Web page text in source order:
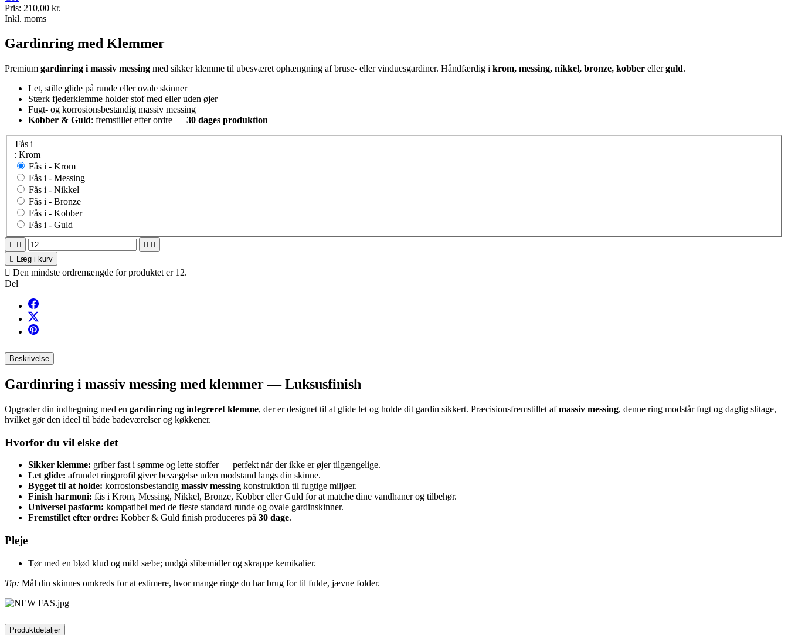
Pris: 210,00 kr.
Inkl. moms
Gardinring med Klemmer
Premium gardinring i massiv messing med sikker klemme til ubesværet ophængning af bruse- eller vinduesgardiner. Håndfærdig i krom, messing, nikkel, bronze, kobber ellerguld.
Let, stille glide på runde eller ovale skinner
Stærk fjederklemme holder stof med eller uden øjer
Fugt- og korrosionsbestandig massiv messing
Kobber & Guld: fremstillet efter ordre — 30 dages produktion
Fås i
: Krom
Fås i - Krom
Fås i - Messing
Fås i - Nikkel
Fås i - Bronze
Fås i - Kobber
Fås i - Guld
   
 Læg i kurv
 Den mindste ordremængde for produktet er 12.
Del
Beskrivelse
Gardinring i massiv messing med klemmer — Luksusfinish
Opgrader din indhegning med en gardinring og integreret klemme, der er designet til at glide let og holde dit gardin sikkert. Præcisionsfremstillet afmassiv messing, denne ring modstår fugt og daglig slitage,
hvilket gør den ideel til både badeværelser og køkkener.
Hvorfor du vil elske det
Sikker klemme: griber fast i sømme og lette stoffer — perfekt når der ikke er øjer tilgængelige.
Let glide: afrundet ringprofil giver bevægelse uden modstand langs din skinne.
Bygget til at holde: korrosionsbestandig massiv messing konstruktion til fugtige miljøer.
Finish harmoni: fås i Krom, Messing, Nikkel, Bronze, Kobber eller Guld for at matche dine vandhaner og tilbehør.
Universel pasform: kompatibel med de fleste standard runde og ovale gardinskinner.
Fremstillet efter ordre: Kobber & Guld finish produceres på 30 dage.
Pleje
Tør med en blød klud og mild sæbe; undgå slibemidler og skrappe kemikalier.
Tip: Mål din skinnes omkreds for at estimere, hvor mange ringe du har brug for til fulde, jævne folder.
Produktdetaljer